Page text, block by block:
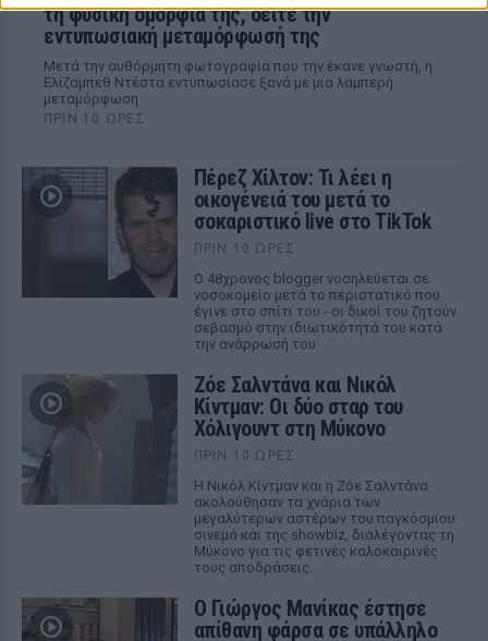
τη φυσική ομορφιά της, δείτε την
εντυπωσιακή μεταμόρφωσή της
Μετά την αυθόρμητη φωτογραφία που την έκανε γνωστή, η
Ελίζαμπεθ Ντέστα εντυπωσίασε ξανά με μια λαμπερή
μεταμόρφωση
ΠΡΙΝ 10 ΏΡΕΣ
Πέρεζ Χίλτον: Τι λέει η
οικογένειά του μετά το
σοκαριστικό live στο TikTok
ΠΡΙΝ 10 ΏΡΕΣ
Ο 48χρονος blogger νοσηλεύεται σε
νοσοκομείο μετά το περιστατικό που
έγινε στο σπίτι του - οι δικοί του ζητούν
σεβασμό στην ιδιωτικότητά του κατά
την ανάρρωσή του
Ζόε Σαλντάνα και Νικόλ
Κίντμαν: Οι δύο σταρ του
Χόλιγουντ στη Μύκονο
ΠΡΙΝ 10 ΏΡΕΣ
Η Νικόλ Κίντμαν και η Ζόε Σαλντάνα
ακολούθησαν τα χνάρια των
μεγαλύτερων αστέρων του παγκόσμιου
σινεμά και της showbiz, διαλέγοντας τη
Μύκονο για τις φετινές καλοκαιρινές
τους αποδράσεις.
Ο Γιώργος Μανίκας έστησε
απίθανη φάρσα σε υπάλληλο